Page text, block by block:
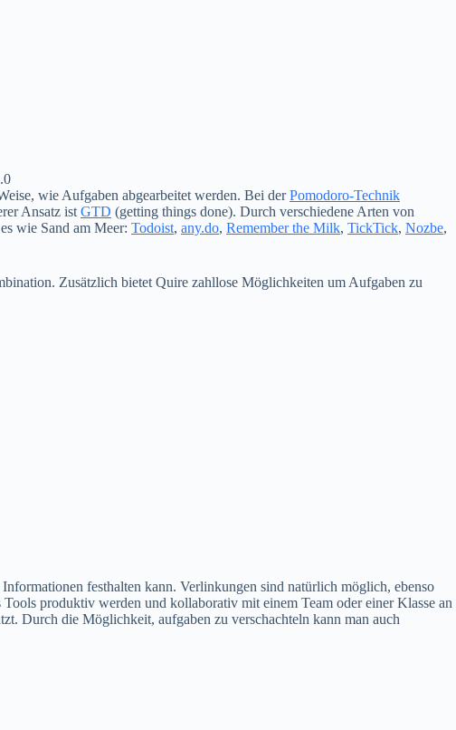
wie Aufgaben abgearbeitet werden. Bei derPomodoro-Technik
Ansatz ist GTD (getting things done). Durch verschiedene Arten von
wie Sand am Meer: Todoist, any.do, Remember the Milk, TickTick, Nozbe,
Zusätzlich bietet Quire zahllose Möglichkeiten um Aufgaben zu
festhalten kann. Verlinkungen sind natürlich möglich, ebenso
produktiv werden und kollaborativ mit einem Team oder einer Klasse an
Durch die Möglichkeit, aufgaben zu verschachteln kann man auch